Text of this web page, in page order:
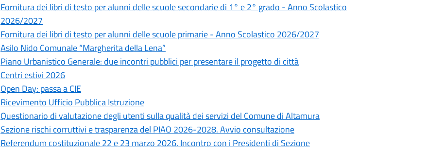
Fornitura dei libri di testo per alunni delle scuole secondarie di 1° e 2° grado - Anno Scolastico
2026/2027
Fornitura dei libri di testo per alunni delle scuole primarie - Anno Scolastico 2026/2027
Asilo Nido Comunale “Margherita della Lena”
Piano Urbanistico Generale: due incontri pubblici per presentare il progetto di città
Centri estivi 2026
Open Day: passa a CIE
Ricevimento Ufficio Pubblica Istruzione
Questionario di valutazione degli utenti sulla qualità dei servizi del Comune di Altamura
Sezione rischi corruttivi e trasparenza del PIAO 2026-2028. Avvio consultazione
Referendum costituzionale 22 e 23 marzo 2026. Incontro con i Presidenti di Sezione